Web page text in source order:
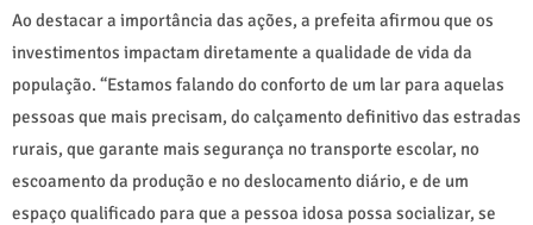
Ao destacar a importância das ações, a prefeita afirmou que os
investimentos impactam diretamente a qualidade de vida da
população. “Estamos falando do conforto de um lar para aquelas
pessoas que mais precisam, do calçamento definitivo das estradas
rurais, que garante mais segurança no transporte escolar, no
escoamento da produção e no deslocamento diário, e de um
espaço qualificado para que a pessoa idosa possa socializar, se